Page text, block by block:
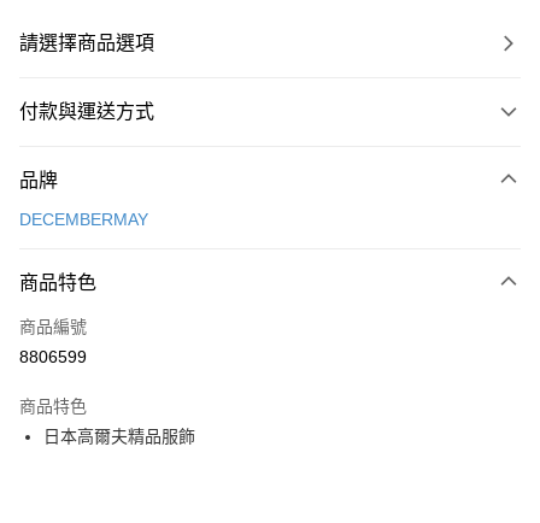
請選擇商品選項
付款與運送方式
信用卡一次付款
LINE Pay
全盈+PAY
全家取貨付款
品牌
DECEMBERMAY
商品特色
商品編號
8806599
商品特色
日本高爾夫精品服飾